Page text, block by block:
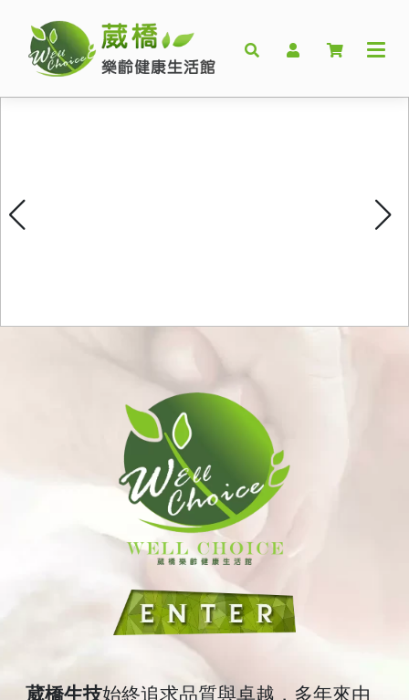
葳橋生技始終追求品質與卓越，多年來由